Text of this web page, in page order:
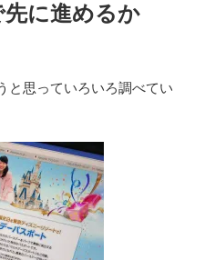
に進めるか
と思っていろいろ調べてい